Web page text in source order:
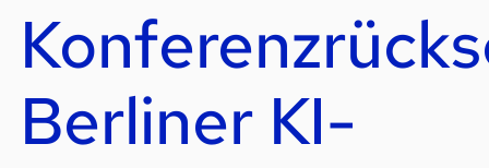
Berliner KI-